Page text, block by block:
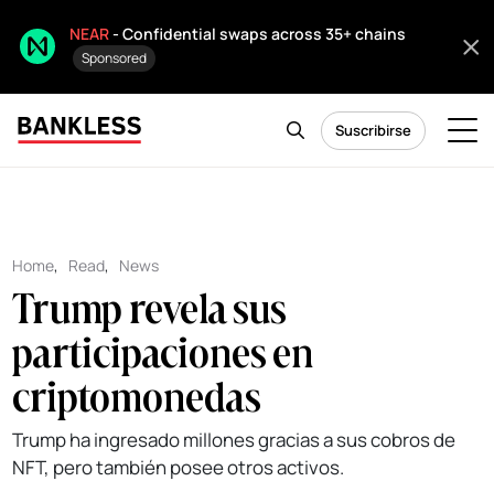
NEAR- Confidential swaps across 35+ chains
Sponsored
Suscribirse
Home, Read, News
Trump revela sus
participaciones en
criptomonedas
Trump ha ingresado millones gracias a sus cobros de
NFT, pero también posee otros activos.